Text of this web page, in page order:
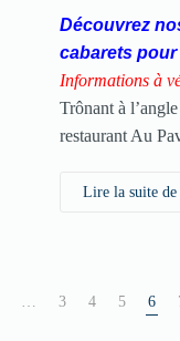
Découvrez
cabarets pour
Informations à
Trônant à
restaurant Au
Lire la suite
… 3 4 5 6